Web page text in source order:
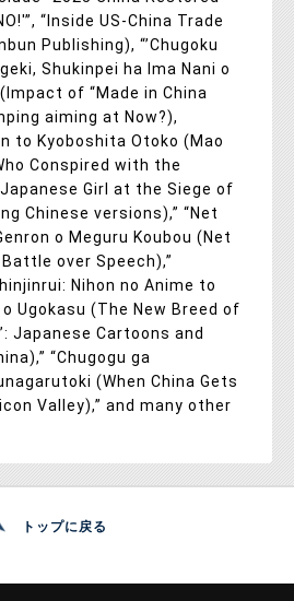
“Inside US-China Trade
Publishing), “’Chugoku
Shukinpei ha Ima Nani o
of “Made in China
aiming at Now?),
to Kyoboshita Otoko (Mao
Conspired with the
Girl at the Siege of
Chinese versions),” “Net
o Meguru Koubou (Net
over Speech),”
Nihon no Anime to
Ugokasu (The New Breed of
Japanese Cartoons and
“Chugogu ga
(When China Gets
Valley),” and many other
トップに戻る